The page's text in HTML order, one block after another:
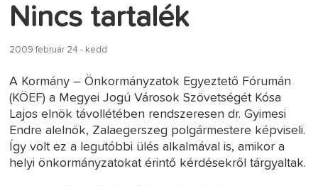
Nincs tartalék
2009 február 24 - kedd
A Kormány – Önkormányzatok Egyeztető Fórumán
(KÖEF) a Megyei Jogú Városok Szövetségét Kósa
Lajos elnök távollétében rendszeresen dr. Gyimesi
Endre alelnök, Zalaegerszeg polgármestere képviseli.
Így volt ez a legutóbbi ülés alkalmával is, amikor a
helyi önkormányzatokat érintő kérdésekről tárgyaltak.